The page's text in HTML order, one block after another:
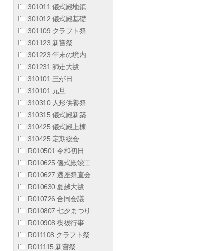
301011 儀式殿地鎮
301012 儀式殿基礎
301109 クラフト祭
301123 新嘗祭
301223 年末の境内
301231 師走大祓
310101 三が日
310101 元旦
310310 人形供養祭
310315 儀式殿新築
310425 儀式殿上棟
310425 定期総会
R010501 令和初日
R010625 儀式殿竣工
R010627 遷座祭直会
R010630 夏越大祓
R010726 合同会議
R010807 七夕まつり
R010908 禊祓行事
R011108 クラフト祭
R011115 新嘗祭